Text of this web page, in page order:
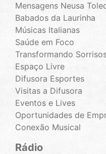
Mensagens Neusa
Babados da Laurinha
Músicas Italianas
Saúde em Foco
Transformando
Espaço Livre
Difusora Esportes
Visitas a Difusora
Eventos e Lives
Oportunidades de
Conexão Musical
Rádio